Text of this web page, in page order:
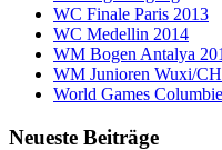
WC Finale Paris 2013
WC Medellin 2014
WM Bogen Antalya
WM Junioren Wuxi/
World Games
Neueste Beiträge